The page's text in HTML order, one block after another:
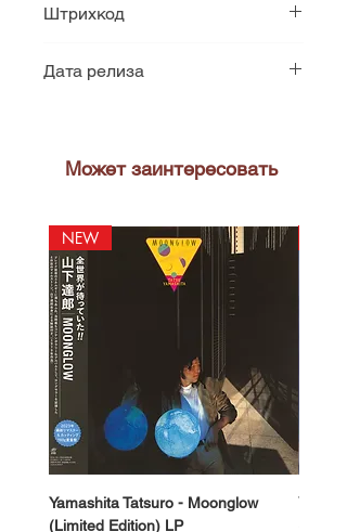
Штрихкод
Дата релиза
Может заинтересовать
NEW
Yamashita Tatsuro - Moonglow
(Limited Edition) LP